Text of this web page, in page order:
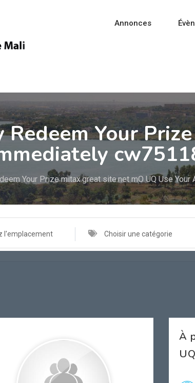
Annonces
Your
Your Prize mitax.great site.net mO UQ Use
l'emplacement Choisir une catégorie
À